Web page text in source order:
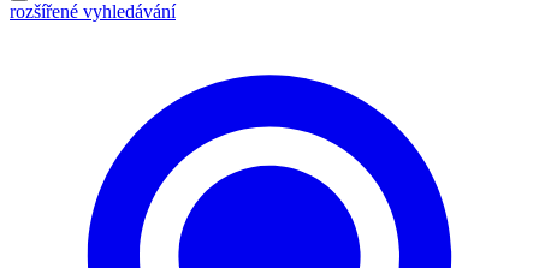
rozšířené vyhledávání